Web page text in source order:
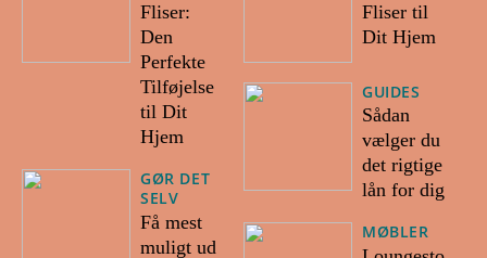
Fliser:
Den
Perfekte
Tilføjelse
til Dit
Hjem
GØR DET
SELV
Få mest
muligt ud
Fliser til
Dit Hjem
GUIDES
Sådan
vælger du
det rigtige
lån for dig
MØBLER